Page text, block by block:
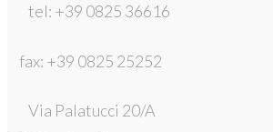
tel: +39 0825 36616
fax: +39 0825 25252
Via Palatucci 20/A